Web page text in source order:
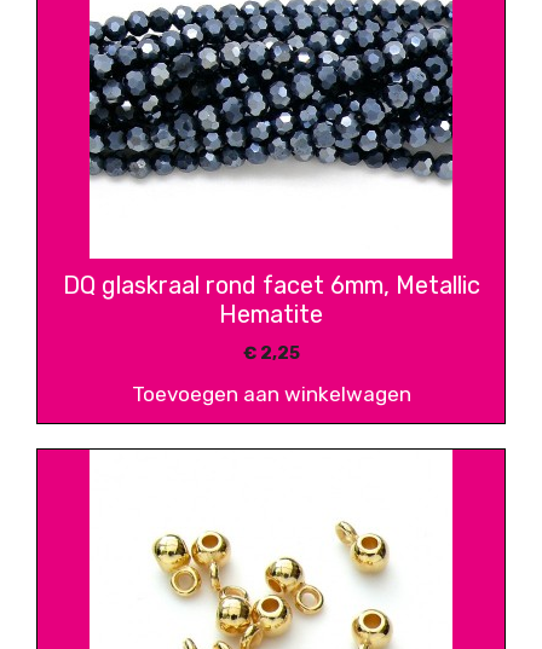
DQ glaskraal rond facet 6mm, Metallic
Hematite
€2,25
Toevoegen aan winkelwagen